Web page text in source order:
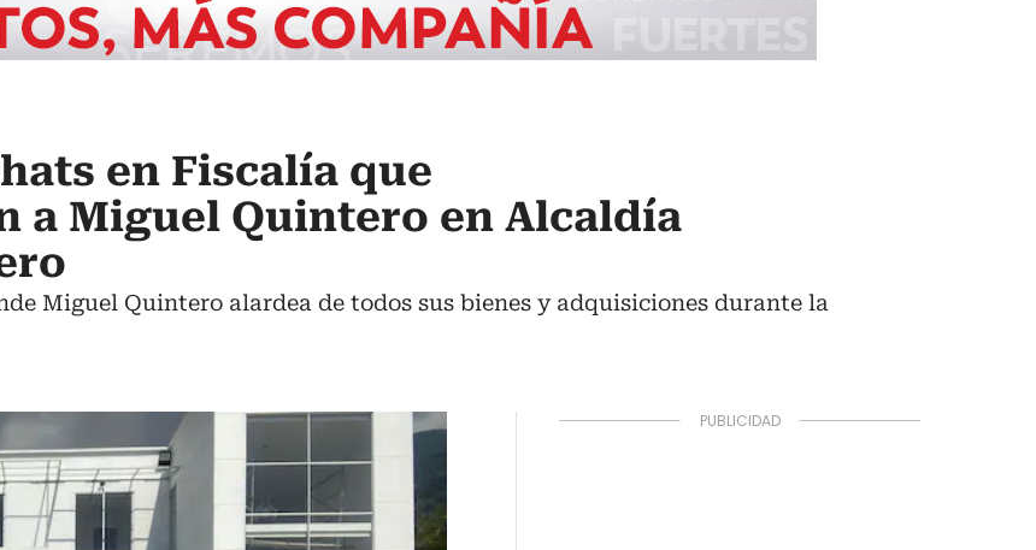
en Fiscalía que
a Miguel Quintero en Alcaldía
Miguel Quintero alardea de todos sus bienes y adquisiciones durante la